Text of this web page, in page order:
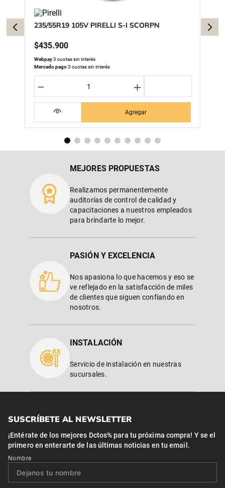
235/55R19 105V PIRELLI S-I SCORPN
$435.900
Webpay3 cuotas sin interés
Mercado pago3 cuotas sin interés
＋
－
Agregar
MEJORES PROPUESTAS
Realizamos permanentemente
auditorías de control de calidad y
capacitaciones a nuestros empleados
para brindarte lo mejor.
PASIÓN Y EXCELENCIA
Nos apasiona lo que hacemos y eso se
ve reflejado en la satisfacción de miles
de clientes que siguen confiando en
nosotros.
INSTALACIÓN
Servicio de instalación en nuestras
sucursales.
SUSCRÍBETE AL NEWSLETTER
¡Entérate de los mejores Dctos% para tu próxima compra! Y se el
primero en enterarte de las últimas noticias en tu email.
Nombre